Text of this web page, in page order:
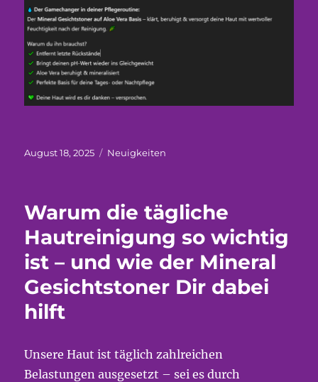
Veröffentlicht
August 18, 2025 Kategorien
Neuigkeiten
Warum die tägliche
Hautreinigung so wichtig
ist – und wie der Mineral
Gesichtstoner Dir dabei
hilft
Unsere Haut ist täglich zahlreichen
Belastungen ausgesetzt – sei es durch